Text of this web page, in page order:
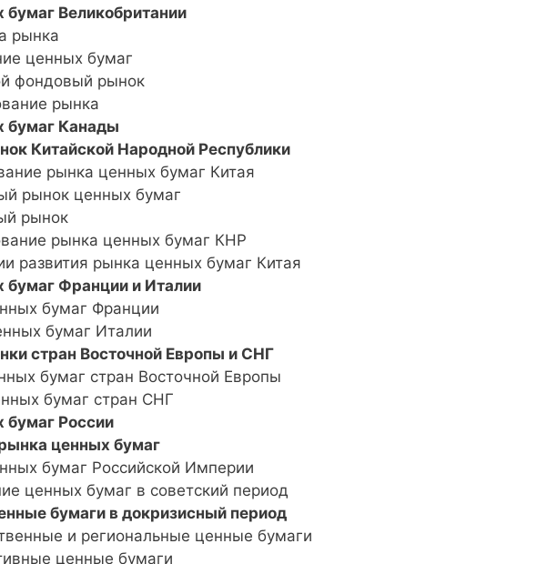
Великобритании
рынка
ценных бумаг
фондовый рынок
рынка
бумаг Канады
Китайской Народной Республики
рынка ценных бумаг Китая
рынок ценных бумаг
рынок
рынка ценных бумаг КНР
развития рынка ценных бумаг Китая
бумаг Франции и Италии
бумаг Франции
бумаг Италии
стран Восточной Европы и СНГ
бумаг стран Восточной Европы
бумаг стран СНГ
бумаг России
ценных бумаг
бумаг Российской Империи
ценных бумаг в советский период
бумаги в докризисный период
и региональные ценные бумаги
ценные бумаги